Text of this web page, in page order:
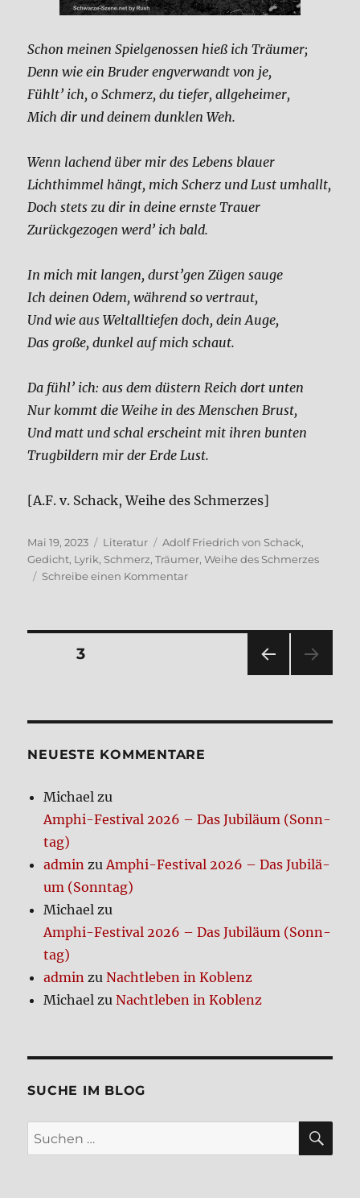
Schon mei­nen Spiel­ge­nos­sen hieß ich Träu­mer;
Denn wie ein Bru­der eng­ver­wandt von je,
Fühlt’ ich, o Schmerz, du tie­fer, all­ge­hei­mer,
Mich dir und dei­nem dunk­len Weh.
Wenn lachend über mir des Lebens blau­er
Licht­him­mel hängt, mich Scherz und Lust umhallt,
Doch stets zu dir in dei­ne ern­ste Trau­er
Zurück­ge­zo­gen werd’ ich bald.
In mich mit lan­gen, durst’gen Zügen sau­ge
Ich dei­nen Odem, wäh­rend so ver­traut,
Und wie aus Welt­all­tie­fen doch, dein Auge,
Das gro­ße, dun­kel auf mich schaut.
Da fühl’ ich: aus dem düstern Reich dort unten
Nur kommt die Wei­he in des Men­schen Brust,
Und matt und schal erscheint mit ihren bun­ten
Trug­bil­dern mir der Erde Lust.
[A.F. v. Schack, Wei­he des Schmer­zes]
Veröffentlicht
am
Mai 19, 2023 Kategorien
Literatur Schlagwörter
Adolf Friedrich von Schack,
Gedicht, Lyrik, Schmerz,Träumer,Weihe des Schmerzes
Schreibe einen Kommentarzu
Seitennummerierung
Beiträge
SEIT
SEITE3
NEUE­STE KOM­MEN­TA­RE
Michael zu
Amphi-Festi­val 2026 – Das Jubi­lä­um (Sonn­
tag)
admin zuAmphi-Festi­val 2026 – Das Jubi­lä­
um (Sonn­tag)
Michael zu
Amphi-Festi­val 2026 – Das Jubi­lä­um (Sonn­
tag)
admin zuNacht­le­ben in Koblenz
Michael zuNacht­le­ben in Koblenz
SUCHE IM BLOG
Suchen
nach: